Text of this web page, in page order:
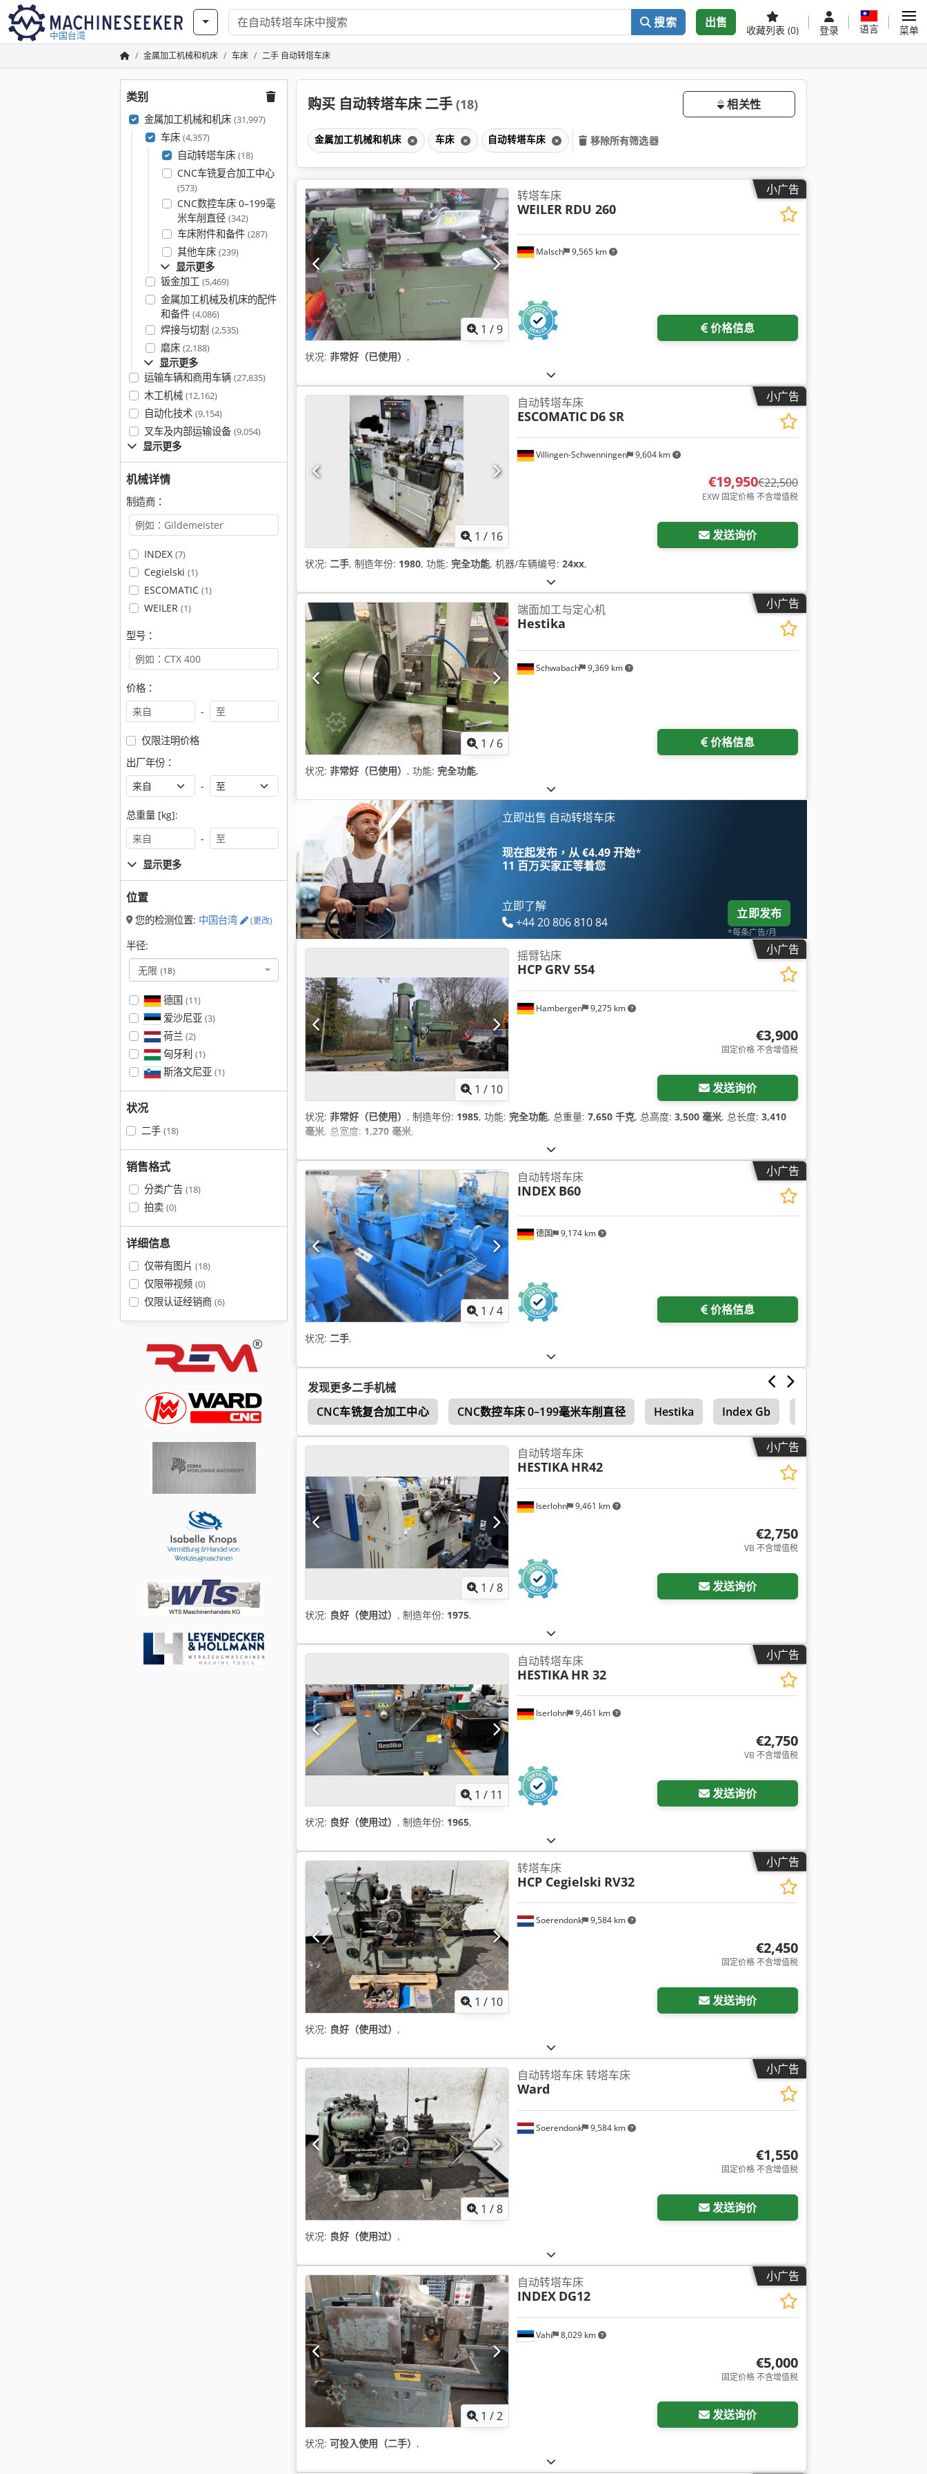
中国台湾
搜索 出售
收藏列表 (0) 登录 语言 菜单
金属加工机械和机床 车床 二手 自动转塔车床
类别
金属加工机械和机床 (31,997)
车床 (4,357)
自动转塔车床 (18)
CNC车铣复合加工中心
(573)
CNC数控车床 0–199毫
米车削直径 (342)
车床附件和备件 (287)
其他车床 (239)
显示更多
钣金加工 (5,469)
金属加工机械及机床的配件
和备件 (4,086)
焊接与切割 (2,535)
磨床 (2,188)
显示更多
运输车辆和商用车辆 (27,835)
木工机械 (12,162)
自动化技术 (9,154)
叉车及内部运输设备 (9,054)
显示更多
机械详情
制造商：
INDEX (7)
Cegielski (1)
ESCOMATIC (1)
WEILER (1)
型号：
价格：
-
仅限注明价格
出厂年份：
-
总重量 [kg]:
-
显示更多
位置
您的检测位置: 中国台湾 (更改)
半径:
无限 (18)
德国 (11)
爱沙尼亚 (3)
荷兰 (2)
匈牙利 (1)
斯洛文尼亚 (1)
状况
二手 (18)
销售格式
分类广告 (18)
拍卖 (0)
详细信息
仅带有图片 (18)
仅限带视频 (0)
仅限认证经销商 (6)
购买 自动转塔车床 二手 (18) 相关性
金属加工机械和机床 车床 自动转塔车床 移除所有筛选器
小广告
1 /9
Malsch 9,565 km
转塔车床
WEILER RDU 260
价格信息
状况: 非常好（已使用） ,
小广告
1 / 16
Villingen-Schwenningen 9,604 km
自动转塔车床
ESCOMATIC D6 SR
€19,950€22,500
EXW 固定价格 不含增值税
发送询价
状况: 二手, 制造年份: 1980, 功能: 完全功能, 机器/车辆编号: 24xx,
小广告
1 / 6
Schwabach 9,369 km
端面加工与定心机
Hestika
价格信息
状况: 非常好（已使用） , 功能: 完全功能,
立即出售 自动转塔车床
现在起发布，从 €4.49 开始*
11 百万买家正等着您
立即了解
+44 20 806 810 84
立即发布
*每条广告/月
小广告
1 / 10
Hambergen 9,275 km
摇臂钻床
HCP GRV 554
€3,900
固定价格 不含增值税
发送询价
状况: 非常好（已使用） , 制造年份: 1985, 功能: 完全功能, 总重量: 7,650 千克, 总高度: 3,500 毫米, 总长度: 3,410
毫米, 总宽度: 1,270 毫米,
小广告
1 /4
德国 9,174 km
自动转塔车床
INDEX B60
价格信息
状况: 二手,
发现更多二手机械
CNC车铣复合加工中心
CNC数控车床 0–199毫米车削直径 Hestika Index Gb
Index C29 Index C 29
小广告
1 /8
Iserlohn 9,461 km
自动转塔车床
HESTIKA HR42
€2,750
VB 不含增值税
发送询价
状况: 良好（使用过） , 制造年份: 1975,
小广告
1 / 11
Iserlohn 9,461 km
自动转塔车床
HESTIKA HR 32
€2,750
VB 不含增值税
发送询价
状况: 良好（使用过） , 制造年份: 1965,
小广告
1 / 10
Soerendonk 9,584 km
转塔车床
HCP Cegielski RV32
€2,450
固定价格 不含增值税
发送询价
状况: 良好（使用过） ,
小广告
1 /8
Soerendonk 9,584 km
自动转塔车床 转塔车床
Ward
€1,550
固定价格 不含增值税
发送询价
状况: 良好（使用过） ,
小广告
请求更多图片
1 /2
Vahi 8,029 km
自动转塔车床
INDEX DG12
€5,000
固定价格 不含增值税
发送询价
状况: 可投入使用（二手） ,